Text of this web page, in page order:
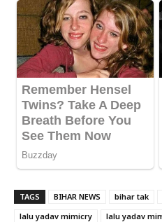
TAGS BIHAR NEWS bihar tak
lalu yadav mimicry
lalu yadav